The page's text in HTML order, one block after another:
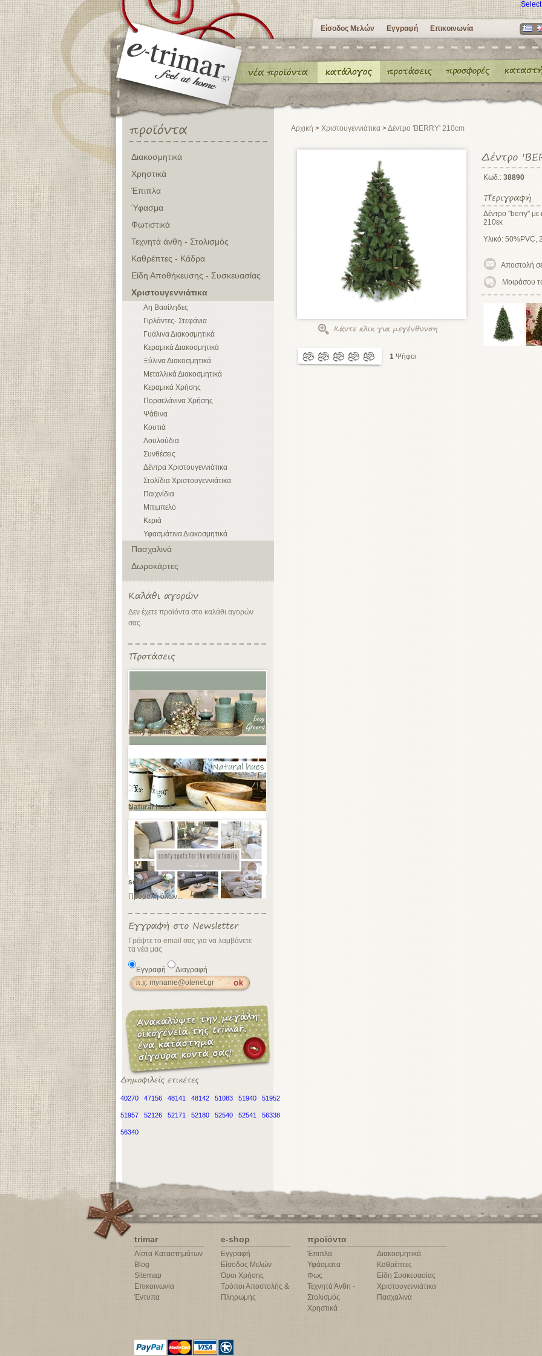
Είσοδος Μελών Εγγραφή Επικοινωνία
Διακοσμητικά
Χρηστικά
Έπιπλα
Ύφασμα
Φωτιστικά
Τεχνητά άνθη - Στολισμός
Καθρέπτες - Κάδρα
Είδη Αποθήκευσης - Συσκευασίας
Χριστουγεννιάτικα
Αη Βασίληδες
Γιρλάντες- Στεφάνια
Γυάλινα Διακοσμητικά
Κεραμικά Διακοσμητικά
Ξύλινα Διακοσμητικά
Μεταλλικά Διακοσμητικά
Κεραμικά Χρήσης
Πορσελάνινα Χρήσης
Ψάθινα
Κουτιά
Λουλούδια
Συνθέσεις
Δέντρα Χριστουγεννιάτικα
Στολίδια Χριστουγεννιάτικα
Παιχνίδια
Μπιμπελό
Κεριά
Υφασμάτινα Διακοσμητικά
Πασχαλινά
Δωροκάρτες
Δεν έχετε προϊόντα στο καλάθι αγορών
σας.
Easy greens
Natural hues
sofas
Προβολή όλων...
Γράψτε το email σας για να λαμβάνετε
τα νέα μας
Εγγραφή Διαγραφή
40270 47156 48141 48142 51083 51940 51952
51957 52126 52171 52180 52540 52541 56338
56340
Αρχική > Χριστουγεννιάτικα >Δέντρο 'BERRY' 210cm
1 Ψήφοι
Κωδ.: 38890
Δέντρο "berry" με
210εκ
Υλικό:
Μοιράσου
trimar
Λίστα Καταστημάτων
Blog
Sitemap
Επικοινωνία
Έντυπα
e-shop
Εγγραφή
Είσοδος Μελών
Όροι Χρήσης
Τρόποι Αποστολής &
Πληρωμής
προϊόντα
Έπιπλα
Υφάσματα
Φως
Τεχνητά Άνθη -
Στολισμός
Χρηστικά
Διακοσμητικά
Καθρέπτες
Είδη Συσκευασίας
Χριστουγεννιάτικα
Πασχαλινά